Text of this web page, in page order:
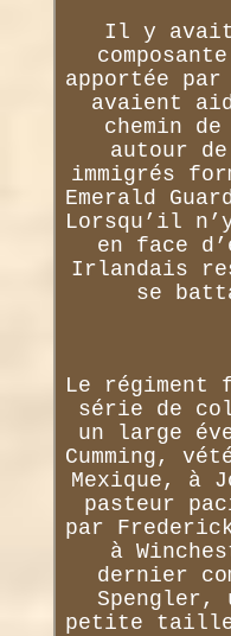
Il y avait
apportée
avaient
chemin de
autour de
immigrés
Emerald
Lorsqu’il
en face
Irlandais
se
Le régiment
série de
un large
Cumming,
Mexique, à
pasteur
par
à
dernier
Spengler,
petite taille